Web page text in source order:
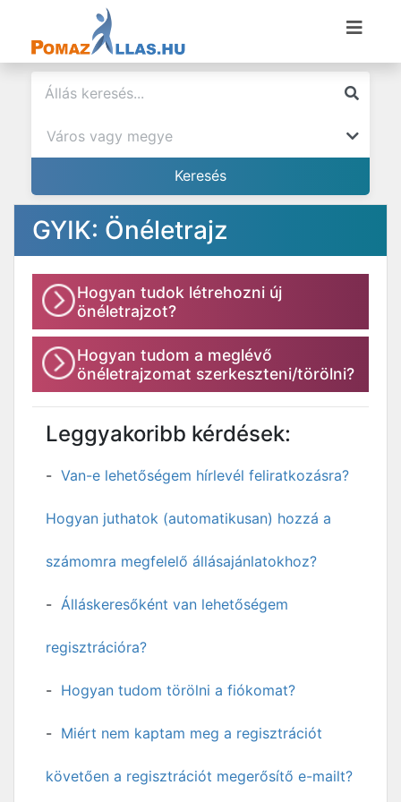
GYIK: Önéletrajz
Hogyan tudok létrehozni új
önéletrajzot?
Hogyan tudom a meglévő
önéletrajzomat szerkeszteni/törölni?
Leggyakoribb kérdések:
Van-e lehetőségem hírlevél feliratkozásra?
Hogyan juthatok (automatikusan) hozzá a
számomra megfelelő állásajánlatokhoz?
Álláskeresőként van lehetőségem
regisztrációra?
Hogyan tudom törölni a fiókomat?
Miért nem kaptam meg a regisztrációt
követően a regisztrációt megerősítő e-mailt?